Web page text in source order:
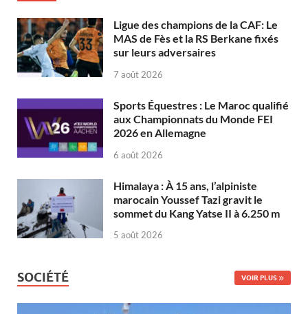
Ligue des champions de la CAF: Le
MAS de Fès et la RS Berkane fixés
sur leurs adversaires
7 août 2026
Sports Équestres : Le Maroc qualifié
aux Championnats du Monde FEI
2026 en Allemagne
6 août 2026
Himalaya : À 15 ans, l’alpiniste
marocain Youssef Tazi gravit le
sommet du Kang Yatse II à 6.250 m
5 août 2026
SOCIÉTÉ VOIR PLUS